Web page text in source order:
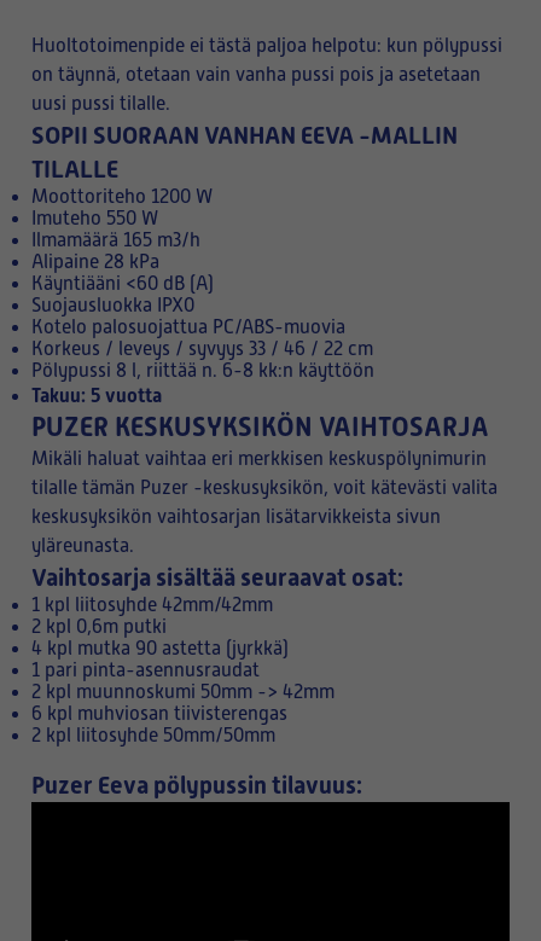
Huoltotoimenpide ei tästä paljoa helpotu: kun pölypussi
on täynnä, otetaan vain vanha pussi pois ja asetetaan
uusi pussi tilalle.
SOPII SUORAAN VANHAN EEVA -MALLIN
TILALLE
Moottoriteho 1200 W
Imuteho 550 W
Ilmamäärä 165 m3/h
Alipaine 28 kPa
Käyntiääni <60 dB (A)
Suojausluokka IPX0
Kotelo palosuojattua PC/ABS-muovia
Korkeus / leveys / syvyys 33 / 46 / 22 cm
Pölypussi 8 l, riittää n. 6-8 kk:n käyttöön
Takuu: 5 vuotta
PUZER KESKUSYKSIKÖN VAIHTOSARJA
Mikäli haluat vaihtaa eri merkkisen keskuspölynimurin
tilalle tämän Puzer -keskusyksikön, voit kätevästi valita
keskusyksikön vaihtosarjan lisätarvikkeista sivun
yläreunasta.
Vaihtosarja sisältää seuraavat osat:
1 kpl liitosyhde 42mm/42mm
2 kpl 0,6m putki
4 kpl mutka 90 astetta (jyrkkä)
1 pari pinta-asennusraudat
2 kpl muunnoskumi 50mm -> 42mm
6 kpl muhviosan tiivisterengas
2 kpl liitosyhde 50mm/50mm
Puzer Eeva pölypussin tilavuus: